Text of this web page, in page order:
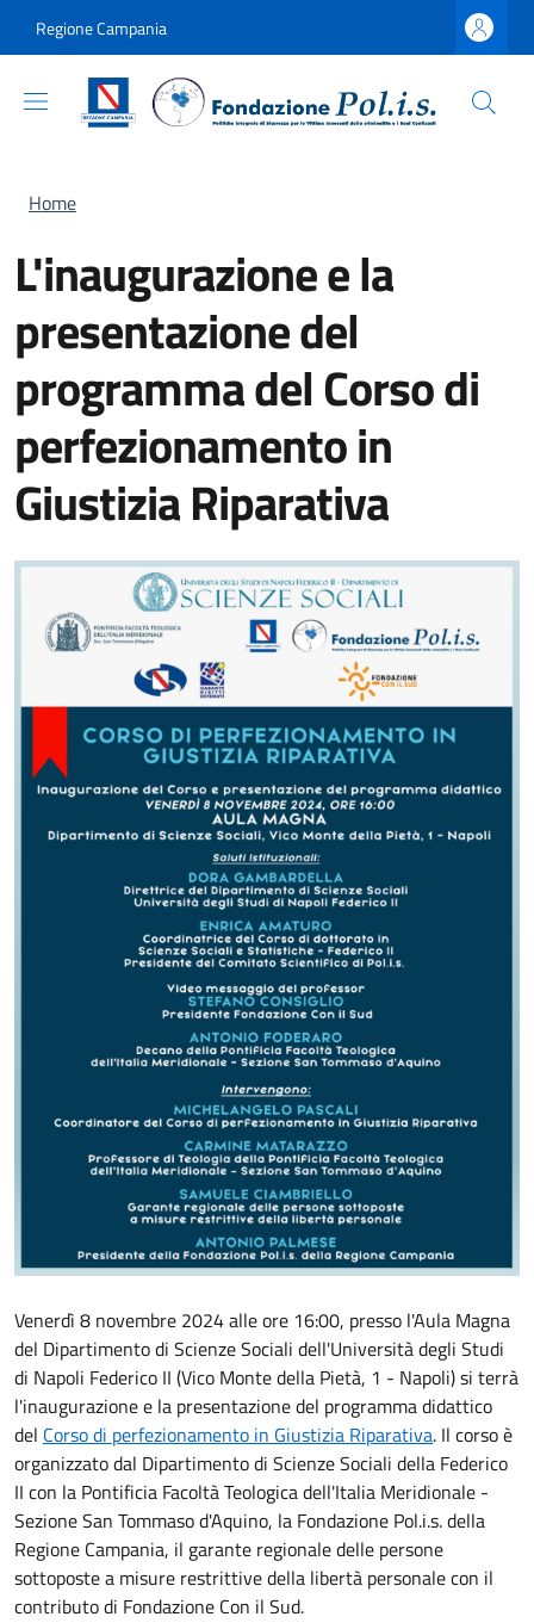
Regione Campania
Briciole di pane
Home
L'inaugurazione e la
presentazione del
programma del Corso di
perfezionamento in
Giustizia Riparativa
Venerdì 8 novembre 2024 alle ore 16:00, presso l'Aula Magna
del Dipartimento di Scienze Sociali dell'Università degli Studi
di Napoli Federico II (Vico Monte della Pietà, 1 - Napoli) si terrà
l'inaugurazione e la presentazione del programma didattico
del Corso di perfezionamento in Giustizia Riparativa. Il corso è
organizzato dal Dipartimento di Scienze Sociali della Federico
II con la Pontificia Facoltà Teologica dell'Italia Meridionale -
Sezione San Tommaso d'Aquino, la Fondazione Pol.i.s. della
Regione Campania, il garante regionale delle persone
sottoposte a misure restrittive della libertà personale con il
contributo di Fondazione Con il Sud.